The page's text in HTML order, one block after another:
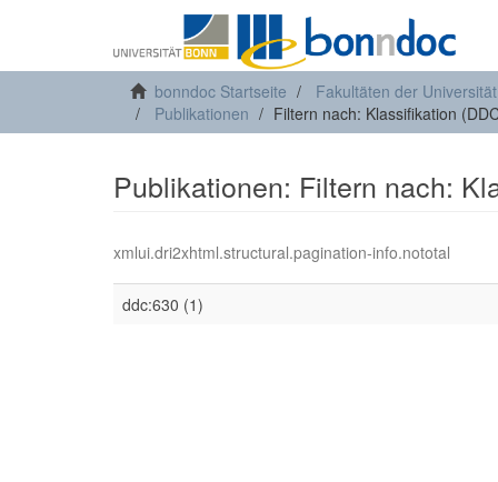
bonndoc Startseite
Fakultäten der
Publikationen
Filtern nach: Klassifikation
Publikationen: Filtern nach:
xmlui.dri2xhtml.structural.pagination-info.nototal
ddc:630 (1)